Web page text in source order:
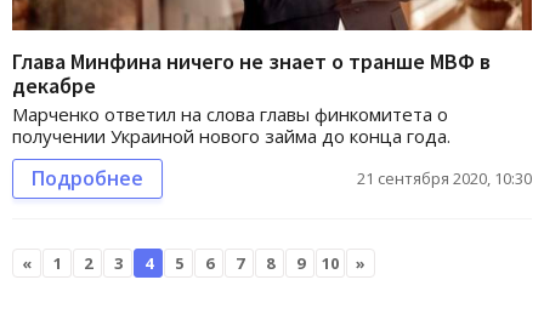
Глава Минфина ничего не знает о транше МВФ в
декабре
Марченко ответил на слова главы финкомитета о
получении Украиной нового займа до конца года.
Подробнее 21 сентября 2020, 10:30
« 1 2 3 4 5 6 7 8 9 10 »